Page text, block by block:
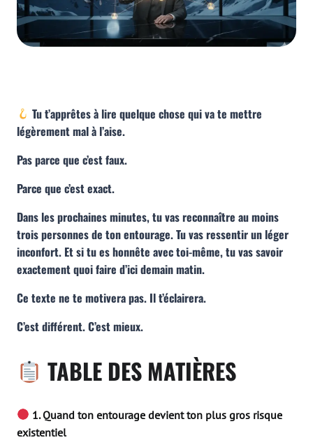
Tu t’apprêtes à lire quelque chose qui va te mettre
légèrement mal à l’aise.
Pas parce que c’est faux.
Parce que c’est exact.
Dans les prochaines minutes, tu vas reconnaître au moins
trois personnes de ton entourage. Tu vas ressentir un léger
inconfort. Et si tu es honnête avec toi-même, tu vas savoir
exactement quoi faire d’ici demain matin.
Ce texte ne te motivera pas. Il t’éclairera.
C’est différent. C’est mieux.
TABLE DES MATIÈRES
1. Quand ton entourage devient ton plus gros risque
existentiel